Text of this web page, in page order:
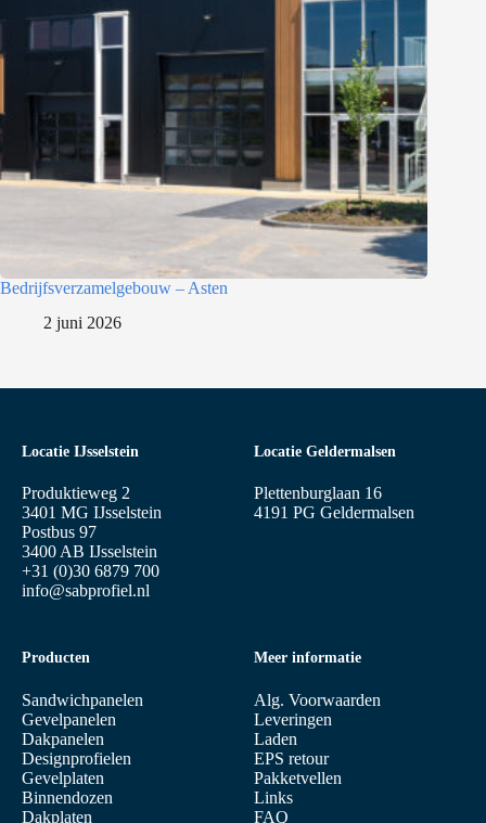
Bedrijfsverzamelgebouw – Asten
2 juni 2026
Locatie IJsselstein
Produktieweg 2
3401 MG IJsselstein
Postbus 97
3400 AB IJsselstein
+31 (0)30 6879 700
info@sabprofiel.nl
Producten
Sandwichpanelen
Gevelpanelen
Dakpanelen
Designprofielen
Gevelplaten
Binnendozen
Dakplaten
Meer informatie
Alg. Voorwaarden
Leveringen
Laden
EPS retour
Pakketvellen
Links
FAQ
Locatie Geldermalsen
Plettenburglaan 16
4191 PG Geldermalsen